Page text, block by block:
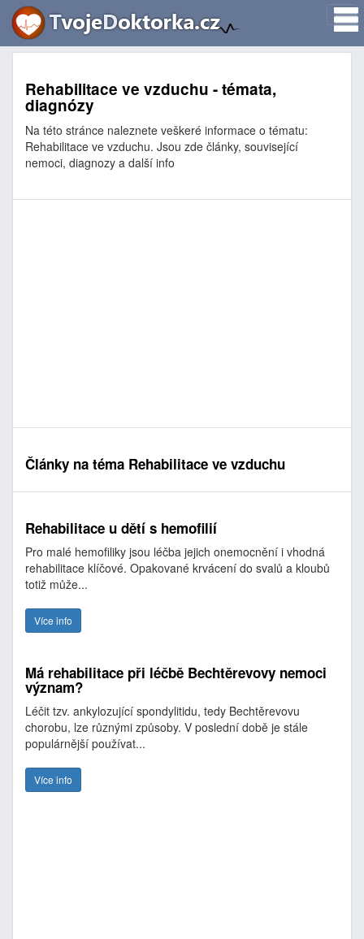
Rehabilitace ve vzduchu - témata,
diagnózy
Na této stránce naleznete veškeré informace o tématu:
Rehabilitace ve vzduchu. Jsou zde články, související
nemoci, diagnozy a další info
Články na téma Rehabilitace ve vzduchu
Rehabilitace u dětí s hemofilií
Pro malé hemofiliky jsou léčba jejich onemocnění i vhodná
rehabilitace klíčové. Opakované krvácení do svalů a kloubů
totiž může...
Více info
Má rehabilitace při léčbě Bechtěrevovy nemoci
význam?
Léčit tzv. ankylozující spondylitidu, tedy Bechtěrevovu
chorobu, lze různými způsoby. V poslední době je stále
populárnější používat...
Více info